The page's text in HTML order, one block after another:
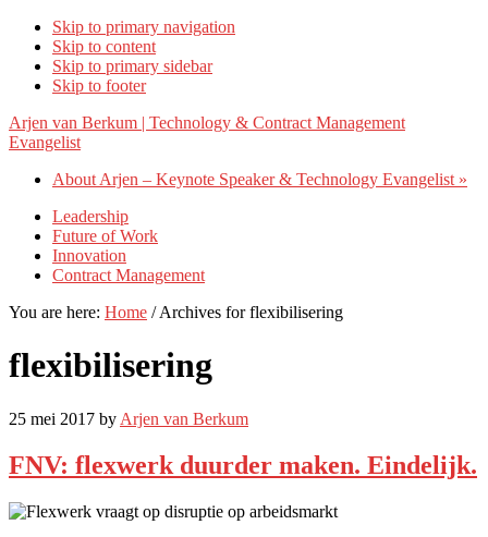
Skip to primary navigation
Skip to content
Skip to primary sidebar
Skip to footer
Arjen van Berkum | Technology & Contract Management
Evangelist
About Arjen – Keynote Speaker & Technology Evangelist »
Leadership
Future of Work
Innovation
Contract Management
You are here: Home /Archives for flexibilisering
flexibilisering
25 mei 2017 by Arjen van Berkum
FNV: flexwerk duurder maken. Eindelijk.